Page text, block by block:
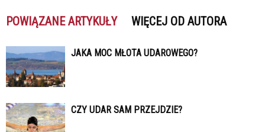
POWIĄZANE ARTYKUŁY WIĘCEJ OD AUTORA
JAKA MOC MŁOTA UDAROWEGO?
CZY UDAR SAM PRZEJDZIE?